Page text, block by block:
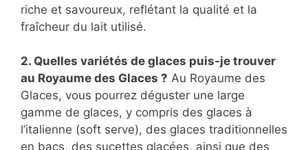
riche et savoureux, reflétant la qualité et la
fraîcheur du lait utilisé.
2. Quelles variétés de glaces puis-je trouver
au Royaume des Glaces ? Au Royaume des
Glaces, vous pourrez déguster une large
gamme de glaces, y compris des glaces à
l’italienne (soft serve), des glaces traditionnelles
en bacs, des sucettes glacées, ainsi que des